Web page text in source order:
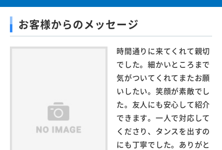
お客様からのメッセージ
時間通りに来てくれて親切
でした。細かいところまで
気がついてくれてまたお願
いしたい。笑顔が素敵でし
た。友人にも安心して紹介
できます。一人で対応して
くださり、タンスを出すの
にも丁寧でした。ありがと